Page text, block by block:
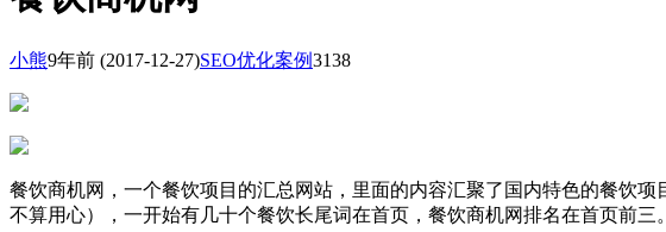
小熊9年前 (2017-12-27)SEO优化案例3138
餐饮商机网，一个餐饮项目的汇总网站，里面的内容汇聚了国内特色的餐饮
不算用心），一开始有几十个餐饮长尾词在首页，餐饮商机网排名在首页前三。